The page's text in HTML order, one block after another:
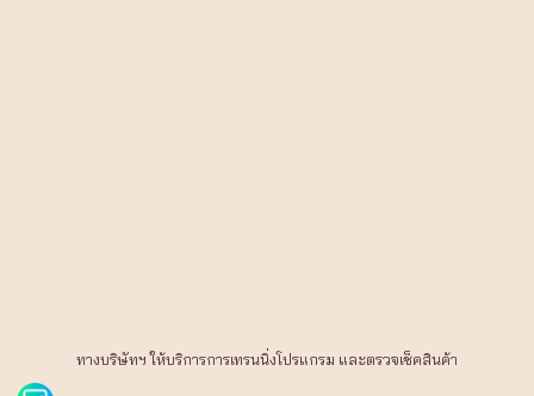
ทางบริษัทฯ ให้บริการการเทรนนิ่งโปรแกรม และตรวจเช็คสินค้า